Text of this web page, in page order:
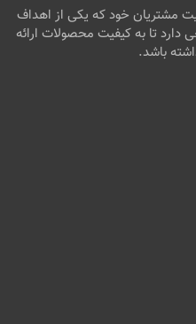
مشتریان خود که یکی از اهداف
تا به کیفیت محصولات ارائه
باشد.